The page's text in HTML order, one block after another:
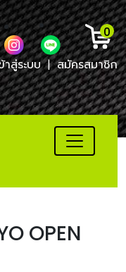
0
าสู่ระบบ | สมัครสมาชิก
OPEN